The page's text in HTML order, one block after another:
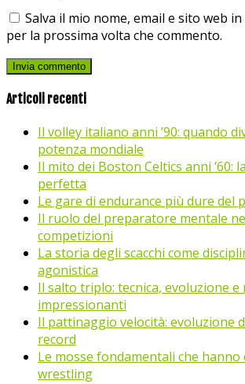
Salva il mio nome, email e sito web
per la prossima volta che commento.
Articoli recenti
Il volley italiano anni ’90: quando
potenza mondiale
Il mito dei Boston Celtics anni ’60:
perfetta
Le gare di endurance più dure del
Il ruolo del preparatore mentale
competizioni
La storia degli scacchi come
agonistica
Il salto triplo: tecnica, evoluzione e
impressionanti
Il pattinaggio velocità: evoluzione
record
Le mosse fondamentali che hanno
wrestling